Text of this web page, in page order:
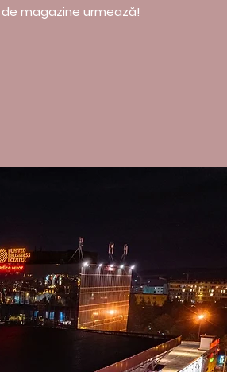
magazine urmează!